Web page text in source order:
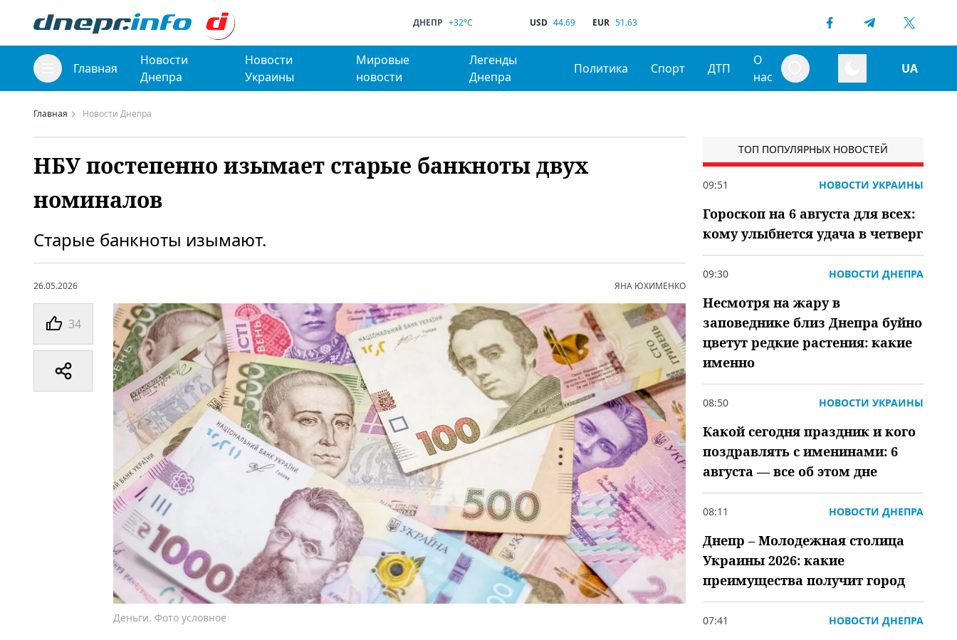
ДНЕПР +32°C USD 44.69 EUR 51.63
Главная
Новости
Днепра
Новости
Украины
Мировые
новости
Легенды
Днепра
Политика Спорт ДТП
О
нас
UA
Главная Новости Днепра
НБУ постепенно изымает старые банкноты двух
номиналов
Старые банкноты изымают.
26.05.2026 ЯНА ЮХИМЕНКО
34
Деньги. Фото условное
ТОП ПОПУЛЯРНЫХ НОВОСТЕЙ
09:51 НОВОСТИ УКРАИНЫ
Гороскоп на 6 августа для всех:
кому улыбнется удача в четверг
09:30 НОВОСТИ ДНЕПРА
Несмотря на жару в
заповеднике близ Днепра буйно
цветут редкие растения: какие
именно
08:50 НОВОСТИ УКРАИНЫ
Какой сегодня праздник и кого
поздравлять с именинами: 6
августа — все об этом дне
08:11 НОВОСТИ ДНЕПРА
Днепр – Молодежная столица
Украины 2026: какие
преимущества получит город
07:41 НОВОСТИ ДНЕПРА